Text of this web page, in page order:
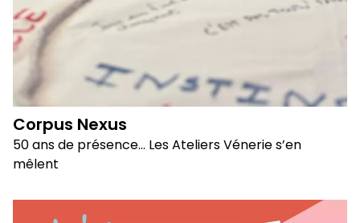
Corpus Nexus
50 ans de présence… Les Ateliers Vénerie s’en
mêlent